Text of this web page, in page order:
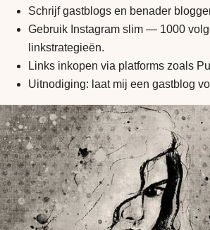
Schrijf gastblogs en benader
Gebruik Instagram slim — 1000
linkstrategieën.
Links inkopen via platforms zoals
Uitnodiging: laat mij een gastblog